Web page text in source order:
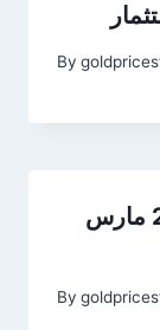
By
سعر الذهب في تركيا اليوم 28 مارس
By